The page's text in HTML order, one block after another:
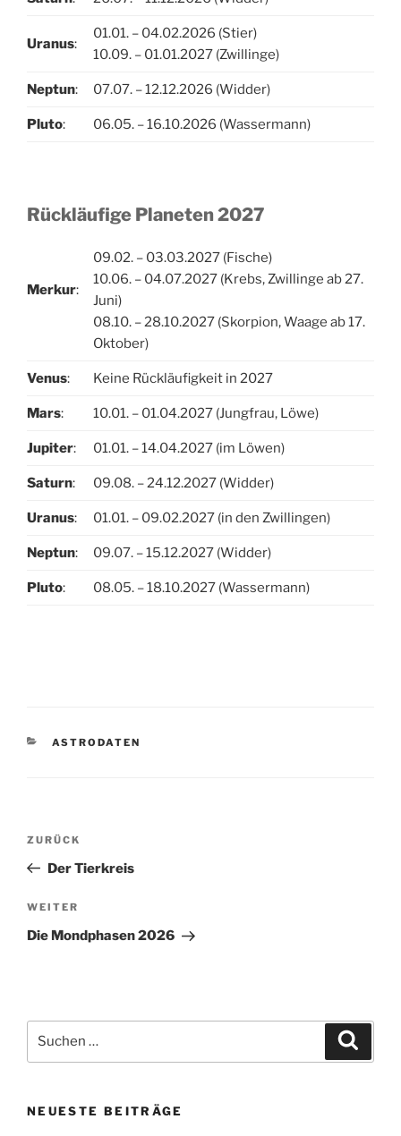
Uranus:
01.01. – 04.02.2026 (Stier)
10.09. – 01.01.2027 (Zwillinge)
Neptun: 07.07. – 12.12.2026 (Widder)
Pluto: 06.05. – 16.10.2026 (Wassermann)
Rückläufige Planeten 2027
Merkur:
09.02. – 03.03.2027 (Fische)
10.06. – 04.07.2027 (Krebs, Zwillinge ab 27.
Juni)
08.10. – 28.10.2027 (Skorpion, Waage ab 17.
Oktober)
Venus: Keine Rückläufigkeit in 2027
Mars: 10.01. – 01.04.2027 (Jungfrau, Löwe)
Jupiter: 01.01. – 14.04.2027 (im Löwen)
Saturn: 09.08. – 24.12.2027 (Widder)
Uranus: 01.01. – 09.02.2027 (in den Zwillingen)
Neptun: 09.07. – 15.12.2027 (Widder)
Pluto: 08.05. – 18.10.2027 (Wassermann)
KATEGORIEN
ASTRODATEN
Beitragsnavigation
Vorheriger
Beitrag
ZURÜCK
Der Tierkreis
Nächster
Beitrag
WEITER
Die Mondphasen 2026
nach:
NEUESTE BEITRÄGE